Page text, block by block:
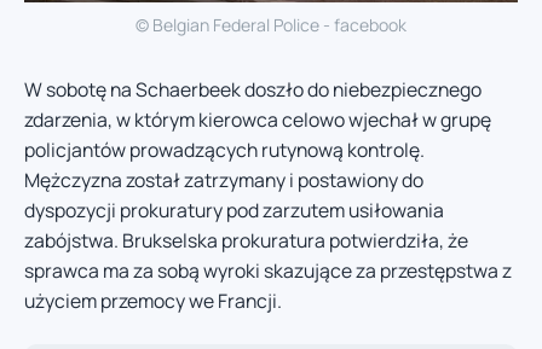
© Belgian Federal Police - facebook
W sobotę na Schaerbeek doszło do niebezpiecznego
zdarzenia, w którym kierowca celowo wjechał w grupę
policjantów prowadzących rutynową kontrolę.
Mężczyzna został zatrzymany i postawiony do
dyspozycji prokuratury pod zarzutem usiłowania
zabójstwa. Brukselska prokuratura potwierdziła, że
sprawca ma za sobą wyroki skazujące za przestępstwa z
użyciem przemocy we Francji.